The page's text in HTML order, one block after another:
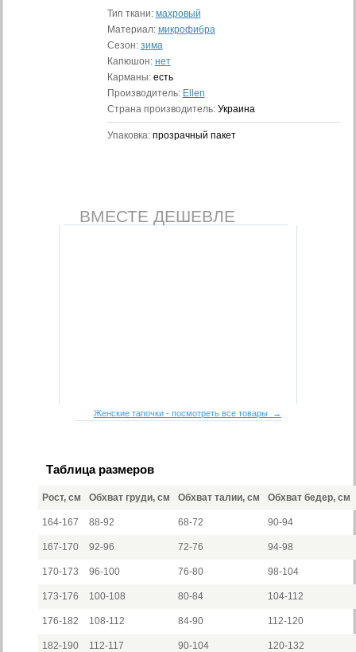
Тип ткани: махровый
Материал: микрофибра
Сезон: зима
Капюшон: нет
Карманы: есть
Производитель: Ellen
Страна производитель: Украина
Упаковка: прозрачный пакет
ВМЕСТЕ ДЕШЕВЛЕ
Женские тапочки - посмотреть все товары →
Таблица размеров
Рост, см Обхват груди, см Обхват талии, см Обхват бедер, см
164-167 88-92 68-72 90-94
167-170 92-96 72-76 94-98
170-173 96-100 76-80 98-104
173-176 100-108 80-84 104-112
176-182 108-112 84-90 112-120
182-190 112-117 90-104 120-132